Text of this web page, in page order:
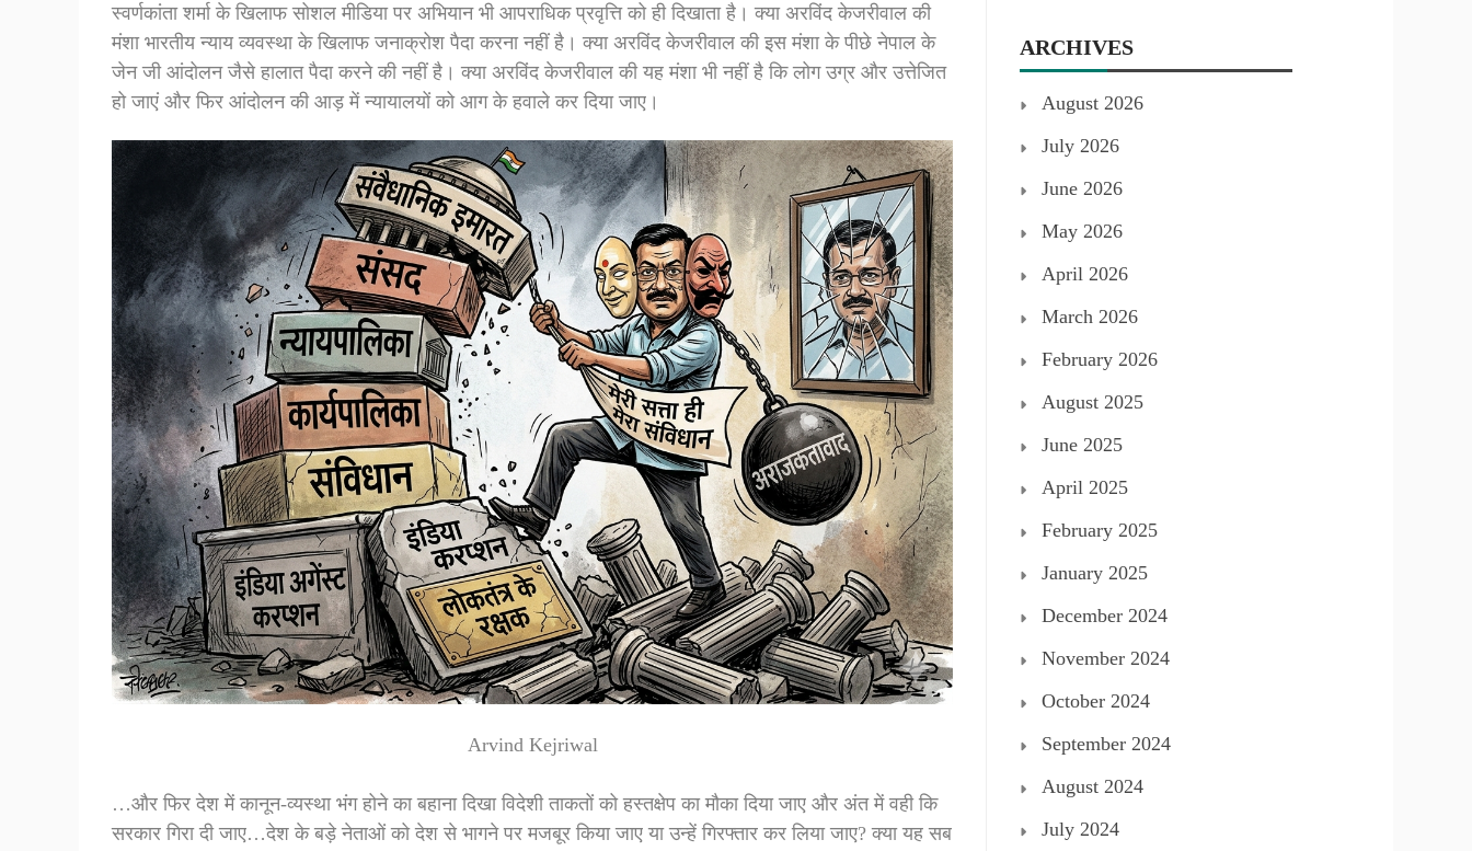
स्वर्णकांता शर्मा के खिलाफ सोशल मीडिया पर अभियान भी आपराधिक प्रवृत्ति को ही दिखाता है। क्या अरविंद केजरीवाल की
मंशा भारतीय न्याय व्यवस्था के खिलाफ जनाक्रोश पैदा करना नहीं है। क्या अरविंद केजरीवाल की इस मंशा के पीछे नेपाल के
जेन जी आंदोलन जैसे हालात पैदा करने की नहीं है। क्या अरविंद केजरीवाल की यह मंशा भी नहीं है कि लोग उग्र और उत्तेजित
हो जाएं और फिर आंदोलन की आड़ में न्यायालयों को आग के हवाले कर दिया जाए।
Arvind Kejriwal
…और फिर देश में कानून-व्यस्था भंग होने का बहाना दिखा विदेशी ताकतों को हस्तक्षेप का मौका दिया जाए और अंत में वही कि
सरकार गिरा दी जाए…देश के बड़े नेताओं को देश से भागने पर मजबूर किया जाए या उन्हें गिरफ्तार कर लिया जाए? क्या यह सब
ARCHIVES
August 2026
July 2026
June 2026
May 2026
April 2026
March 2026
February 2026
August 2025
June 2025
April 2025
February 2025
January 2025
December 2024
November 2024
October 2024
September 2024
August 2024
July 2024